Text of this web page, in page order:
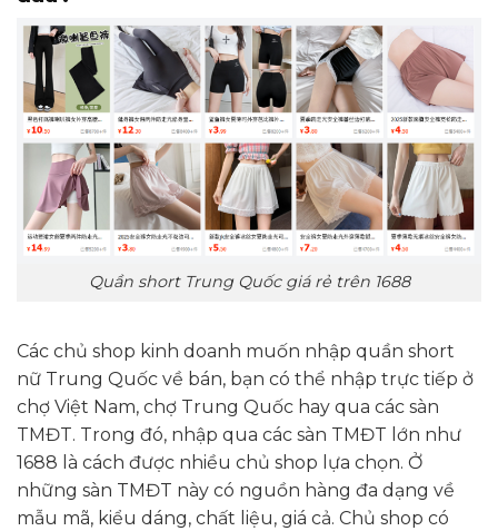
Quần short Trung Quốc giá rẻ trên 1688
Các chủ shop kinh doanh muốn nhập quần short
nữ Trung Quốc về bán, bạn có thể nhập trực tiếp ở
chợ Việt Nam, chợ Trung Quốc hay qua các sàn
TMĐT. Trong đó, nhập qua các sàn TMĐT lớn như
1688 là cách được nhiều chủ shop lựa chọn. Ở
những sàn TMĐT này có nguồn hàng đa dạng về
mẫu mã, kiểu dáng, chất liệu, giá cả. Chủ shop có